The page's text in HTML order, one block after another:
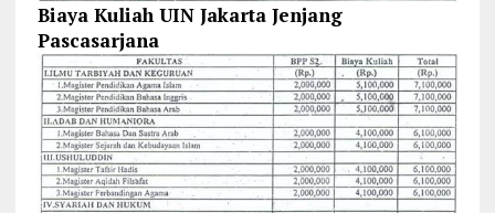
Biaya Kuliah UIN Jakarta Jenjang
Pascasarjana